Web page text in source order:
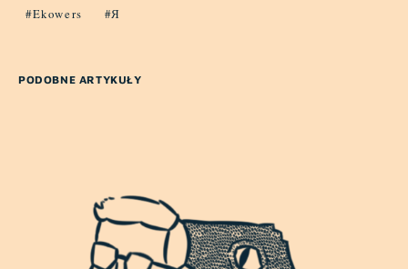
Ekowers Я
PODOBNE ARTYKUŁY